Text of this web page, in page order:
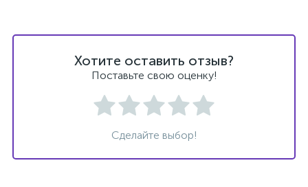
Хотите оставить отзыв?
Поставьте свою оценку!
Сделайте выбор!